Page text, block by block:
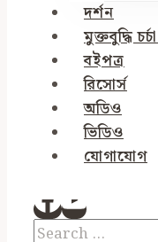
দর্শন
মুক্তবুদ্ধি
বইপত্র
রিসোর্স
অডিও
ভিডিও
যোগাযোগ
Search